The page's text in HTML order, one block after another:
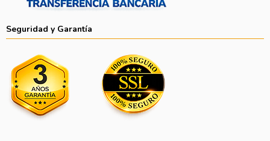
Seguridad y Garantía